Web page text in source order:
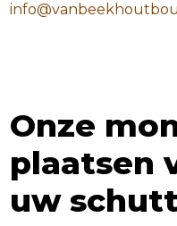
Onze
plaatsen
uw